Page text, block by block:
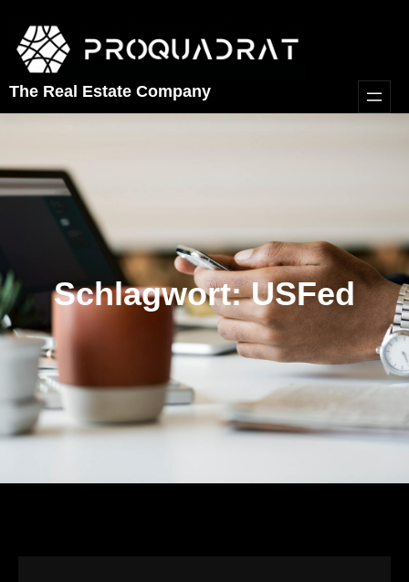
Inhalt
springen
The Real Estate Company
Schlagwort:USFed